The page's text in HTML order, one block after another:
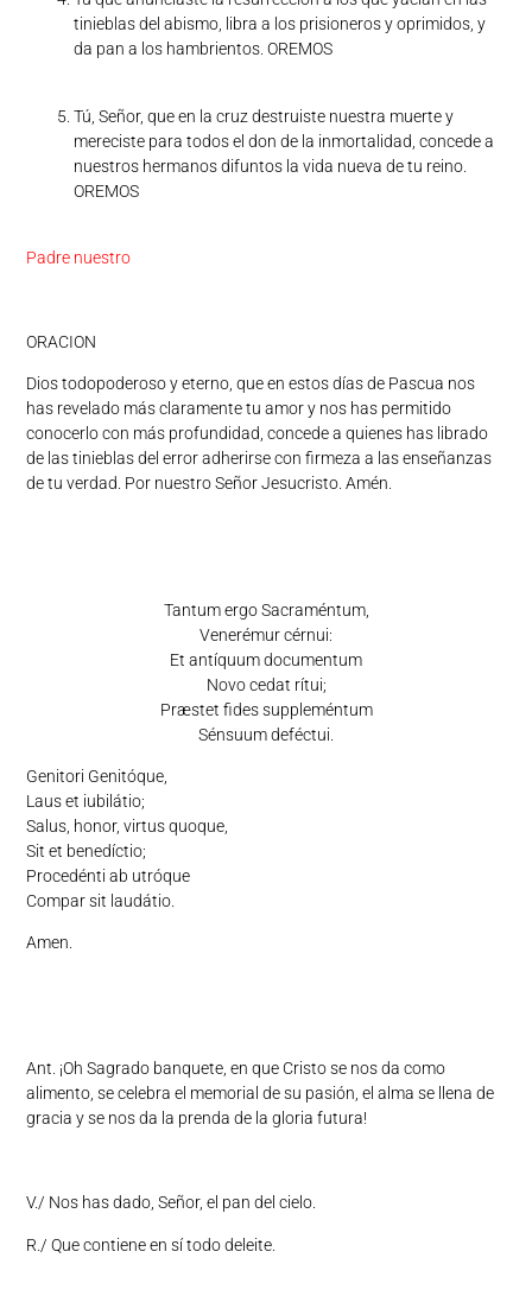
tinieblas del abismo, libra a los prisioneros y oprimidos, y
da pan a los hambrientos. OREMOS
Tú, Señor, que en la cruz destruiste nuestra muerte y
mereciste para todos el don de la inmortalidad, concede a
nuestros hermanos difuntos la vida nueva de tu reino.
OREMOS
Padre nuestro
ORACION
Dios todopoderoso y eterno, que en estos días de Pascua nos
has revelado más claramente tu amor y nos has permitido
conocerlo con más profundidad, concede a quienes has librado
de las tinieblas del error adherirse con firmeza a las enseñanzas
de tu verdad. Por nuestro Señor Jesucristo. Amén.
Tantum ergo Sacraméntum,
Venerémur cérnui:
Et antíquum documentum
Novo cedat rítui;
Præstet fides suppleméntum
Sénsuum deféctui.
Genitori Genitóque,
Laus et iubilátio;
Salus, honor, virtus quoque,
Sit et benedíctio;
Procedénti ab utróque
Compar sit laudátio.
Amen.
Ant. ¡Oh Sagrado banquete, en que Cristo se nos da como
alimento, se celebra el memorial de su pasión, el alma se llena de
gracia y se nos da la prenda de la gloria futura!
V./ Nos has dado, Señor, el pan del cielo.
R./ Que contiene en sí todo deleite.